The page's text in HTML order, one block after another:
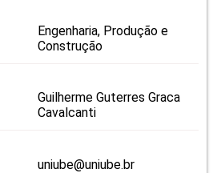
Engenharia, Produção e
Construção
Guilherme Guterres Graca
Cavalcanti
uniube@uniube.br